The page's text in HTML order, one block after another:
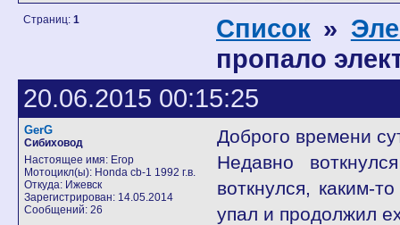
Страниц: 1 Список »
пропало
20.06.2015 00:15:25
GerG
Сибиховод
Настоящее имя: Егор
Мотоцикл(ы): Honda cb-1 1992 г.в.
Откуда: Ижевск
Зарегистрирован: 14.05.2014
Сообщений: 26
Доброго времени
Недавно
воткнулся, каким-
упал и продолжил